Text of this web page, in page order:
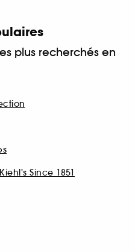
plus recherchés en
Since 1851